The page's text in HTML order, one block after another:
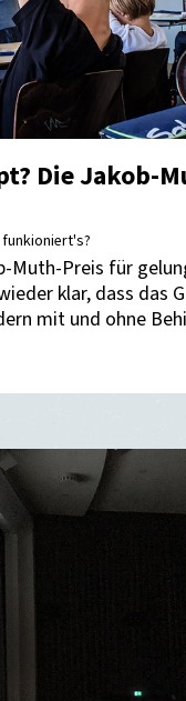
Die Jakob-
funkioniert's?
Muth-Preis für
klar, dass das
mit und ohne